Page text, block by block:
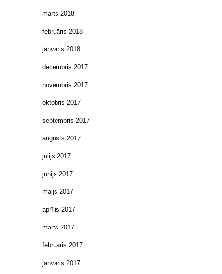
marts 2018
februāris 2018
janvāris 2018
decembris 2017
novembris 2017
oktobris 2017
septembris 2017
augusts 2017
jūlijs 2017
jūnijs 2017
maijs 2017
aprīlis 2017
marts 2017
februāris 2017
janvāris 2017